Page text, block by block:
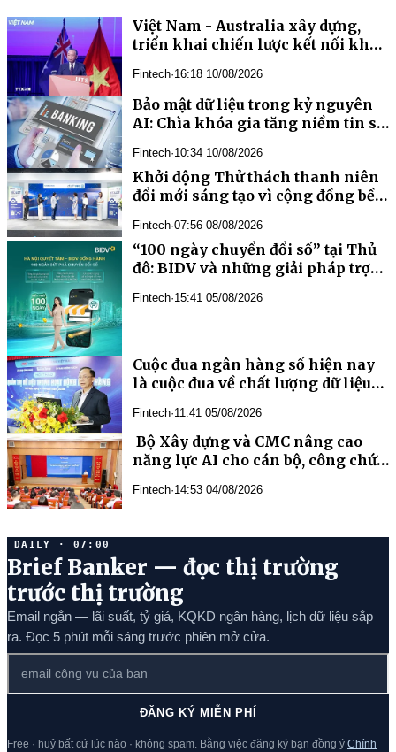
Việt Nam - Australia xây dựng,
triển khai chiến lược kết nối khoa
tạo tầm nhìn dài hạn
Fintech·16:18 10/08/2026
Bảo mật dữ liệu trong kỷ nguyên
AI: Chìa khóa gia tăng niềm tin số
Fintech·10:34 10/08/2026
Khởi động Thử thách thanh niên
đổi mới sáng tạo vì cộng đồng bền
Fintech·07:56 08/08/2026
“100 ngày chuyển đổi số” tại Thủ
đô: BIDV và những giải pháp trợ
Fintech·15:41 05/08/2026
Cuộc đua ngân hàng số hiện nay
là cuộc đua về chất lượng dữ liệu
Fintech·11:41 05/08/2026
năng lực AI cho cán bộ, công chức
Fintech·14:53 04/08/2026
DAILY · 07:00
Brief Banker — đọc thị trường
trước thị trường
Email ngắn — lãi suất, tỷ giá, KQKD ngân hàng, lịch dữ liệu sắp
ra. Đọc 5 phút mỗi sáng trước phiên mở cửa.
ĐĂNG KÝ MIỄN PHÍ
Free · huỷ bất cứ lúc nào · không spam. Bằng việc đăng ký bạn đồng ý Chính